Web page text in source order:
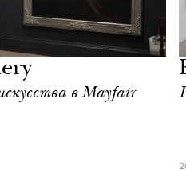
в Mayfair